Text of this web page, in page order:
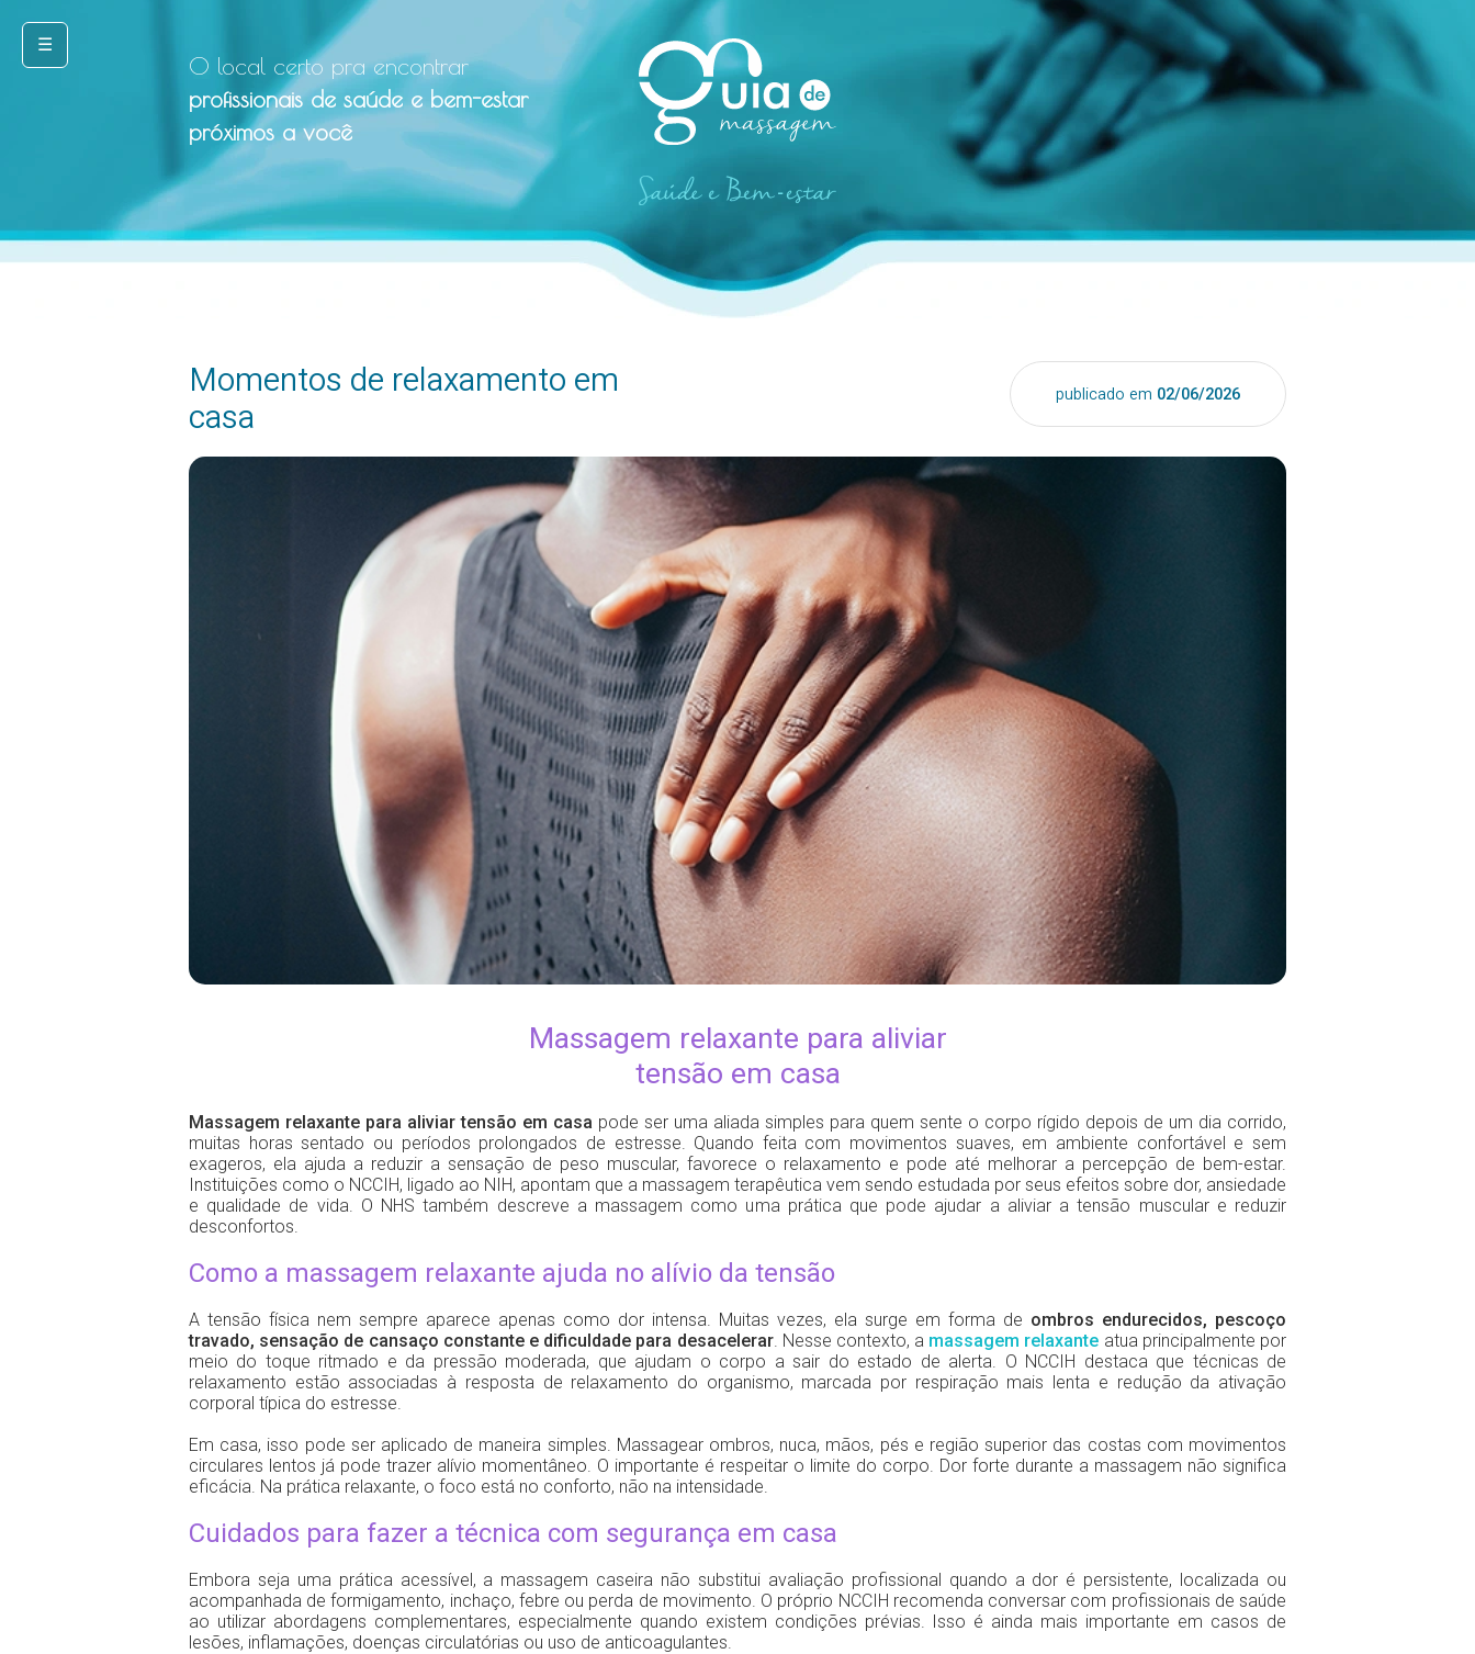
O local certo pra encontrar
profissionais de saúde e bem-estar
próximos a você
☰
publicado em 02/06/2026
Momentos de relaxamento em
casa
Massagem relaxante para aliviar
tensão em casa
Massagem relaxante para aliviar tensão em casa pode ser uma aliada simples para quem sente o corpo rígido depois de um dia corrido,
muitas horas sentado ou períodos prolongados de estresse. Quando feita com movimentos suaves, em ambiente confortável e sem
exageros, ela ajuda a reduzir a sensação de peso muscular, favorece o relaxamento e pode até melhorar a percepção de bem-estar.
Instituições como o NCCIH, ligado ao NIH, apontam que a massagem terapêutica vem sendo estudada por seus efeitos sobre dor, ansiedade
e qualidade de vida. O NHS também descreve a massagem como uma prática que pode ajudar a aliviar a tensão muscular e reduzir
desconfortos.
Como a massagem relaxante ajuda no alívio da tensão
A tensão física nem sempre aparece apenas como dor intensa. Muitas vezes, ela surge em forma de ombros endurecidos, pescoço
travado, sensação de cansaço constante e dificuldade para desacelerar. Nesse contexto, a massagem relaxante atua principalmente por
meio do toque ritmado e da pressão moderada, que ajudam o corpo a sair do estado de alerta. O NCCIH destaca que técnicas de
relaxamento estão associadas à resposta de relaxamento do organismo, marcada por respiração mais lenta e redução da ativação
corporal típica do estresse.
Em casa, isso pode ser aplicado de maneira simples. Massagear ombros, nuca, mãos, pés e região superior das costas com movimentos
circulares lentos já pode trazer alívio momentâneo. O importante é respeitar o limite do corpo. Dor forte durante a massagem não significa
eficácia. Na prática relaxante, o foco está no conforto, não na intensidade.
Cuidados para fazer a técnica com segurança em casa
Embora seja uma prática acessível, a massagem caseira não substitui avaliação profissional quando a dor é persistente, localizada ou
acompanhada de formigamento, inchaço, febre ou perda de movimento. O próprio NCCIH recomenda conversar com profissionais de saúde
ao utilizar abordagens complementares, especialmente quando existem condições prévias. Isso é ainda mais importante em casos de
lesões, inflamações, doenças circulatórias ou uso de anticoagulantes.